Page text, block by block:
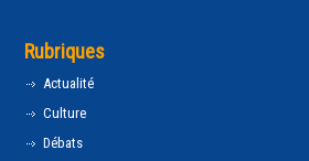
Rubriques
Actualité
Culture
Débats